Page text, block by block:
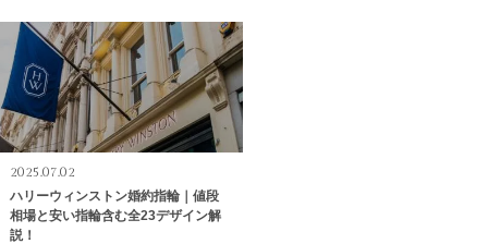
2025.07.02
ハリーウィンストン婚約指輪｜値段
相場と安い指輪含む全23デザイン解
説！